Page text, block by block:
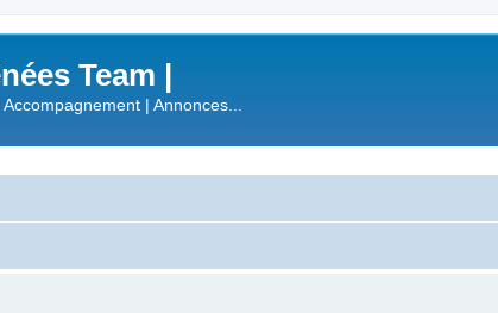
Team |
| Annonces...